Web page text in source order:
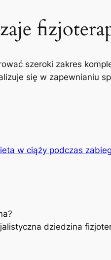
szeroki zakres
się w zapewnianiu
dziedzina